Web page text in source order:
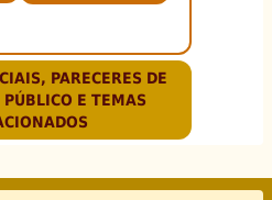
PARECERES DE
E TEMAS